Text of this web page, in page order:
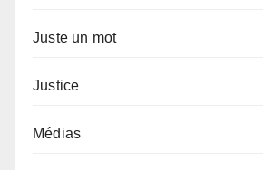
Juste un mot
Justice
Médias